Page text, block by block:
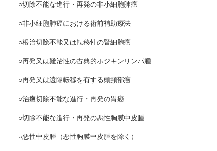
○切除不能な進行・再発の非小細胞肺癌
○非小細胞肺癌における術前補助療法
○根治切除不能又は転移性の腎細胞癌
○再発又は難治性の古典的ホジキンリンパ腫
○再発又は遠隔転移を有する頭頸部癌
○治癒切除不能な進行・再発の胃癌
○切除不能な進行・再発の悪性胸膜中皮腫
○悪性中皮腫（悪性胸膜中皮腫を除く）